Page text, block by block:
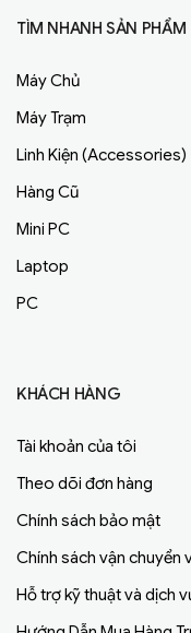
TÌM NHANH SẢN PHẨM
Máy Chủ
Máy Trạm
Linh Kiện (Accessories)
Hàng Cũ
Mini PC
Laptop
PC
KHÁCH HÀNG
Tài khoản của tôi
Theo dõi đơn hàng
Chính sách bảo mật
Chính sách vận chuyển
Hỗ trợ kỹ thuật và dịch